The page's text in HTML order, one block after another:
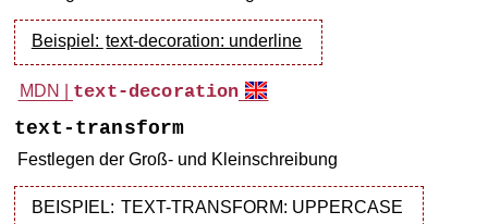
Beispiel: text-decoration: underline
MDN | text-decoration
text-transform
Festlegen der Groß- und Kleinschreibung
BEISPIEL: TEXT-TRANSFORM: UPPERCASE